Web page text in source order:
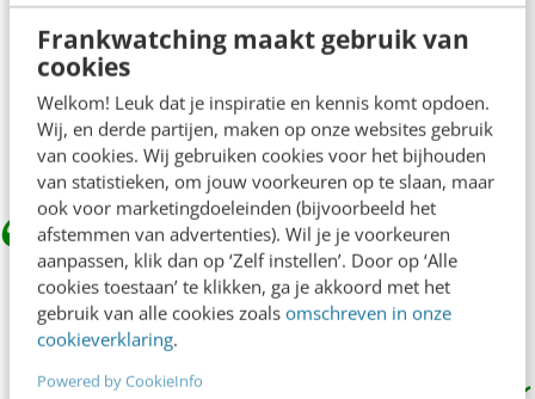
Frankwatching maakt gebruik van
cookies
Welkom! Leuk dat je inspiratie en kennis komt opdoen.
Wij, en derde partijen, maken op onze websites gebruik
van cookies. Wij gebruiken cookies voor het bijhouden
van statistieken, om jouw voorkeuren op te slaan, maar
ook voor marketingdoeleinden (bijvoorbeeld het
afstemmen van advertenties). Wil je je voorkeuren
aanpassen, klik dan op ‘Zelf instellen’. Door op ‘Alle
cookies toestaan’ te klikken, ga je akkoord met het
gebruik van alle cookies zoals omschreven in onze
cookieverklaring.
Powered by CookieInfo
geschreven hebt over dit onderwerp. En je vult
het aan met nieuwe artikelen. Link bovendien
rustig door naar je whitepaper, video en andere
content over het onderwerp.
Cornerstone content is lang, compleet
en-up to-date. Altijd.